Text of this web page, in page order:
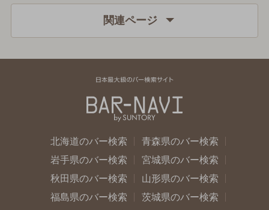
関連ページ
北海道のバー検索
青森県のバー検索
岩手県のバー検索
宮城県のバー検索
秋田県のバー検索
山形県のバー検索
福島県のバー検索
茨城県のバー検索